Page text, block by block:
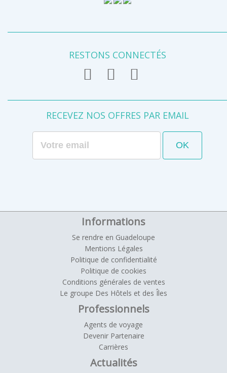
RESTONS CONNECTÉS
RECEVEZ NOS OFFRES PAR EMAIL
Informations
Se rendre en Guadeloupe
Mentions Légales
Politique de confidentialité
Politique de cookies
Conditions générales de ventes
Le groupe Des Hôtels et des Îles
Professionnels
Agents de voyage
Devenir Partenaire
Carrières
Actualités